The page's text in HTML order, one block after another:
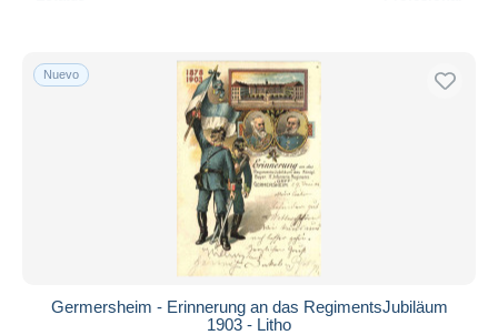
Nuevo
Germersheim - Erinnerung an das RegimentsJubiläum
1903 - Litho